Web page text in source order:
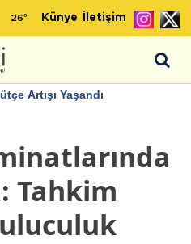
26° Künye İletişim
Artışı Yaşandı
Tahkim